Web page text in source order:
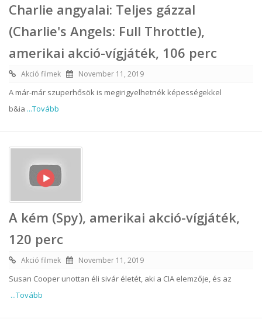
Charlie angyalai: Teljes gázzal
(Charlie's Angels: Full Throttle),
amerikai akció-vígjáték, 106 perc
Akció filmek November 11, 2019
A már-már szuperhősök is megirigyelhetnék képességekkel
b&ia ...Tovább
A kém (Spy), amerikai akció-vígjáték,
120 perc
Akció filmek November 11, 2019
Susan Cooper unottan éli sivár életét, aki a CIA elemzője, és az
...Tovább